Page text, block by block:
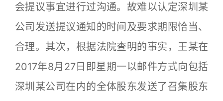
会提议事宜进行过沟通。故难以认定深圳某
公司发送提议通知的时间及要求期限恰当、
合理。其次，根据法院查明的事实，王某在
2017年8月27日即星期一以邮件方式向包括
深圳某公司在内的全体股东发送了召集股东